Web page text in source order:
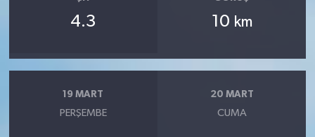
4.3 10 km
19 MART
PERŞEMBE
20 MART
CUMA